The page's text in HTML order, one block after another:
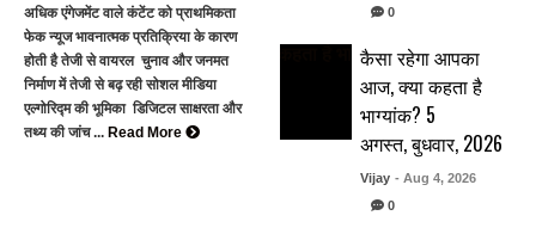
अधिक एंगेजमेंट वाले कंटेंट को प्राथमिकता
फेक न्यूज भावनात्मक प्रतिक्रिया के कारण
होती है तेजी से वायरल चुनाव और जनमत
निर्माण में तेजी से बढ़ रही सोशल मीडिया
एल्गोरिद्म की भूमिका डिजिटल साक्षरता और
तथ्य की जांच ... Read More
0
कैसा रहेगा आपका
आज, क्या कहता है
भाग्यांक? 5
अगस्त, बुधवार, 2026
Vijay - Aug 4, 2026
0